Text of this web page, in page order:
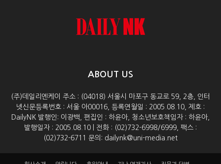
ABOUT US
(주)데일리엔케이 주소 : (04018) 서울시 마포구 동교로 59, 2층, 인터
넷신문등록번호 : 서울 아00016, 등록연월일 : 2005.08.10, 제호 :
DailyNK 발행인: 이광백, 편집인 : 하윤아, 청소년보호책임자 : 하윤아,
발행일자 : 2005.08.10 | 전화 : (02)732-6998/6999, 팩스 :
(02)732-6711 문의: dailynk@uni-media.net